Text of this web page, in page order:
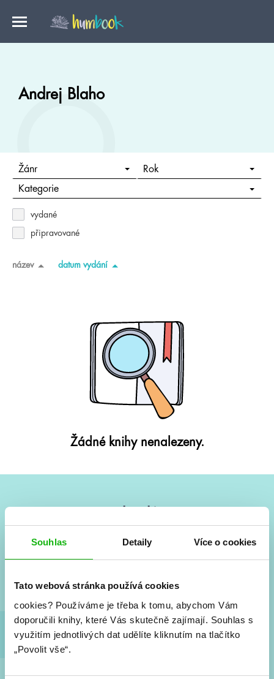
Souhlas Detaily Více o cookies
Tato webová stránka používá cookies
cookies? Používáme je třeba k tomu, abychom Vám
doporučili knihy, které Vás skutečně zajímají. Souhlas s
využitím jednotlivých dat udělíte kliknutím na tlačítko
„Povolit vše“.
Andrej Blaho
Žánr Rok
Kategorie
vydané
připravované
název datum vydání
Žádné knihy nenalezeny.
Vše kolem #youngadult každý měsíc rovnou do mailu!
a seriálové adaptace a další.